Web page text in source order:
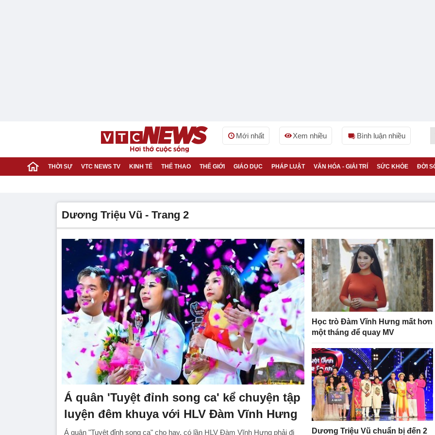
Mới nhất Xem nhiều Bình luận nhiều
THỜI SỰ VTC NEWS TV KINH TẾ THỂ THAO THẾ GIỚI GIÁO DỤC PHÁP LUẬT VĂN HÓA - GIẢI TRÍ SỨC KHỎE ĐỜI
Dương Triệu Vũ - Trang 2
Á quân 'Tuyệt đỉnh song ca' kể chuyện tập
luyện đêm khuya với HLV Đàm Vĩnh Hưng
Á quân "Tuyệt đỉnh song ca" cho hay, có lần HLV Đàm Vĩnh Hưng phải đi
Học trò Đàm Vĩnh Hưng mất hơn
một tháng để quay MV
Dương Triệu Vũ chuẩn bị đến 2